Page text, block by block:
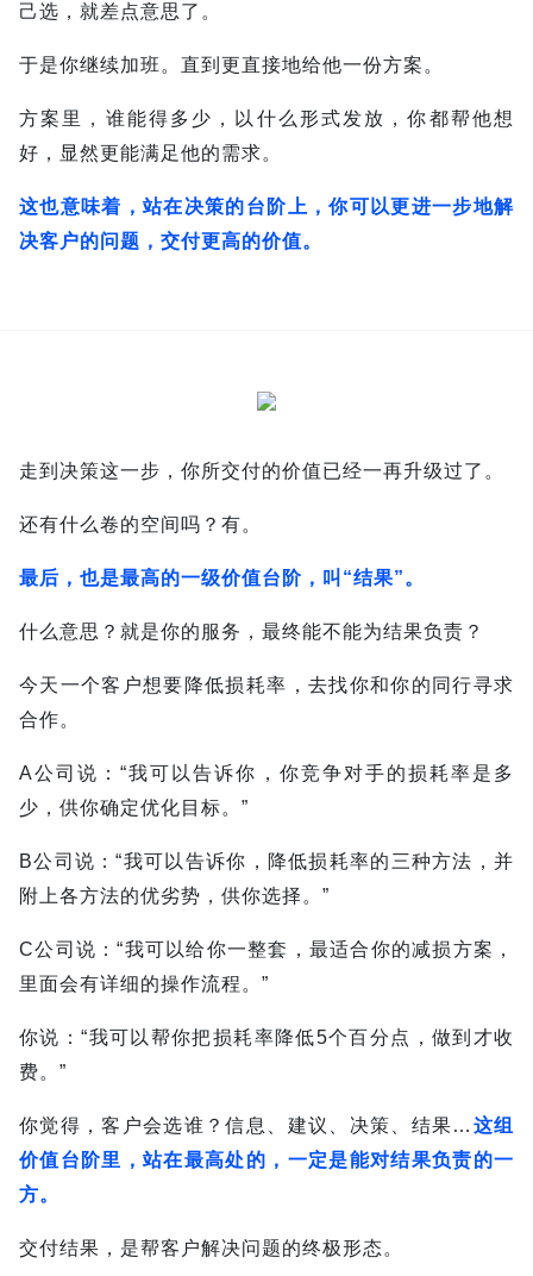
己选，就差点意思了。
于是你继续加班。 直到更直接地给他一份方案。
方案里，谁能得多少，以什么形式发放，你都帮他想
好，显然更能满足他的需求。
这也意味着，站在决策的台阶上，你可以更进一步地解
决客户的问题，交付更高的价值。
走到决策这一步，你所交付的价值已经一再升级过了。
还有什么卷的空间吗？ 有。
最后，也是最高的一级价值台阶，叫“结果”。
什么意思？ 就是你的服务，最终能不能为结果负责？
今天一个客户想要降低损耗率，去找你和你的同行寻求
合作。
A公司说：“我可以告诉你，你竞争对手的损耗率是多
少，供你确定优化目标。”
B公司说：“我可以告诉你，降低损耗率的三种方法，并
附上各方法的优劣势，供你选择。”
C公司说：“我可以给你一整套，最适合你的减损方案，
里面会有详细的操作流程。”
你说：“我可以帮你把损耗率降低5个百分点，做到才收
费。”
你觉得，客户会选谁？信息、建议、决策、结果… 这组
价值台阶里，站在最高处的，一定是能对结果负责的一
方。
交付结果，是帮客户解决问题的终极形态。